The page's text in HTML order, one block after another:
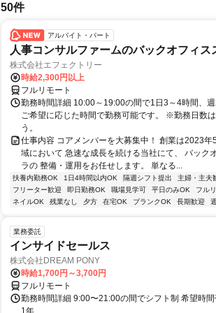
50件
アルバイト・パート
人事コンサルファームのバックオフィス
株式会社エフェクトリー
時給2,300円以上
フルリモート
勤務時間詳細 10:00～19:00の間で1日3～4時間、
ご希望に応じた時間で勤務可能です。 ※勤務日数
う。
仕事内容 コアメンバーを大募集中！ 創業は2023
域において 急速な成長を続ける当社にて、 バック
ラの 整備・運用をお任せします。 単なる...
扶養内勤務OK 1日4時間以内OK 隔週シフト提出 主婦・主夫
フリーター歓迎
即日勤務OK 職場見学可 平日のみOK フル
ネイルOK
残業なし 夕方 在宅OK ブランクOK 長期歓迎
業務委託
インサイドセールス
株式会社DREAM PONY
時給1,700円～3,700円
フルリモート
勤務時間詳細 9:00〜21:00の間でシフト制 希望時間
1年